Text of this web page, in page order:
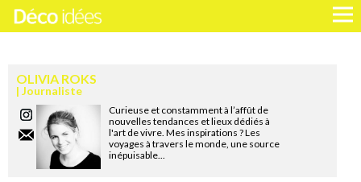
OLIVIA ROKS
Journaliste
Curieuse et constamment à l’affût de
nouvelles tendances et lieux dédiés à
l'art de vivre. Mes inspirations ? Les
voyages à travers le monde, une source
inépuisable...